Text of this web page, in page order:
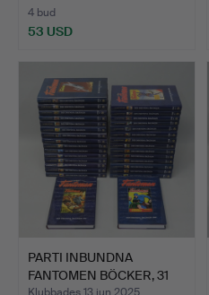
4 bud
53 USD
PARTI INBUNDNA
FANTOMEN BÖCKER, 31
Klubbades 13 jun 2025